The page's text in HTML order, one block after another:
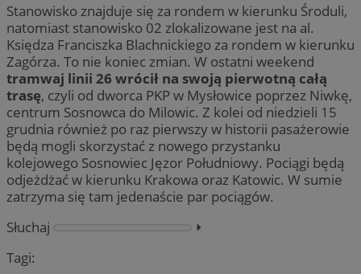
Stanowisko znajduje się za rondem w kierunku Środuli,
natomiast stanowisko 02 zlokalizowane jest na al.
Księdza Franciszka Blachnickiego za rondem w kierunku
Zagórza. To nie koniec zmian. W ostatni weekend
tramwaj linii 26 wrócił na swoją pierwotną całą
trasę, czyli od dworca PKP w Mysłowice poprzez Niwkę,
centrum Sosnowca do Milowic. Z kolei od niedzieli 15
grudnia również po raz pierwszy w historii pasażerowie
będą mogli skorzystać z nowego przystanku
kolejowego Sosnowiec Jęzor Południowy. Pociągi będą
odjeżdżać w kierunku Krakowa oraz Katowic. W sumie
zatrzyma się tam jedenaście par pociągów.
Słuchaj
⏵︎
Tagi: